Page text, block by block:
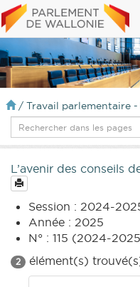
/ Travail parlementaire
L’avenir des conseils
Session : 2024-
Année : 2025
N° : 115 (2024-
2 élément(s)